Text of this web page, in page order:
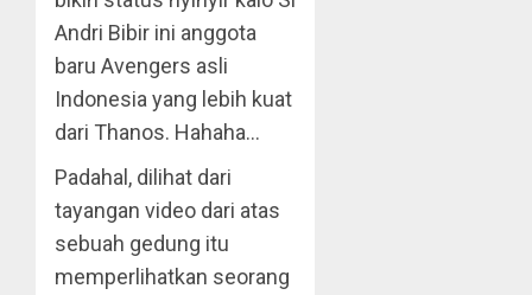
Andri Bibir ini anggota
baru Avengers asli
Indonesia yang lebih kuat
dari Thanos. Hahaha…
Padahal, dilihat dari
tayangan video dari atas
sebuah gedung itu
memperlihatkan seorang